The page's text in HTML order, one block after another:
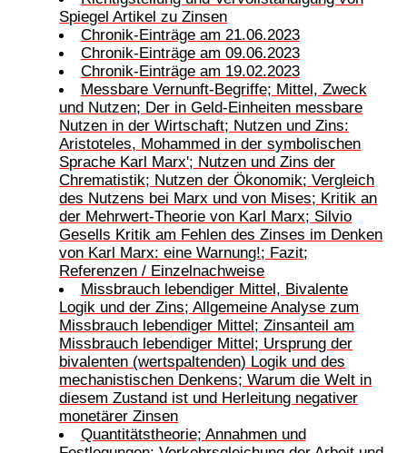
Spiegel Artikel zu Zinsen
Chronik-Einträge am 21.06.2023
Chronik-Einträge am 09.06.2023
Chronik-Einträge am 19.02.2023
Messbare Vernunft-Begriffe; Mittel, Zweck
und Nutzen; Der in Geld-Einheiten messbare
Nutzen in der Wirtschaft; Nutzen und Zins:
Aristoteles, Mohammed in der symbolischen
Sprache Karl Marx'; Nutzen und Zins der
Chrematistik; Nutzen der Ökonomik; Vergleich
des Nutzens bei Marx und von Mises; Kritik an
der Mehrwert-Theorie von Karl Marx; Silvio
Gesells Kritik am Fehlen des Zinses im Denken
von Karl Marx: eine Warnung!; Fazit;
Referenzen / Einzelnachweise
Missbrauch lebendiger Mittel, Bivalente
Logik und der Zins; Allgemeine Analyse zum
Missbrauch lebendiger Mittel; Zinsanteil am
Missbrauch lebendiger Mittel; Ursprung der
bivalenten (wertspaltenden) Logik und des
mechanistischen Denkens; Warum die Welt in
diesem Zustand ist und Herleitung negativer
monetärer Zinsen
Quantitätstheorie; Annahmen und